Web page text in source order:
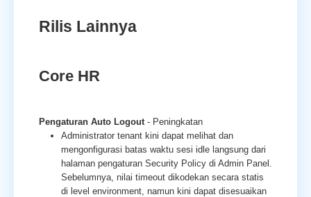
Rilis Lainnya
Core HR
Pengaturan Auto Logout- Peningkatan
Administrator tenant kini dapat melihat dan
mengonfigurasi batas waktu sesi idle langsung dari
halaman pengaturan Security Policy di Admin Panel.
Sebelumnya, nilai timeout dikodekan secara statis
di level environment, namun kini dapat disesuaikan